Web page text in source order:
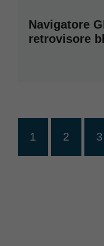
Navigatore
retrovisore
1 2 3